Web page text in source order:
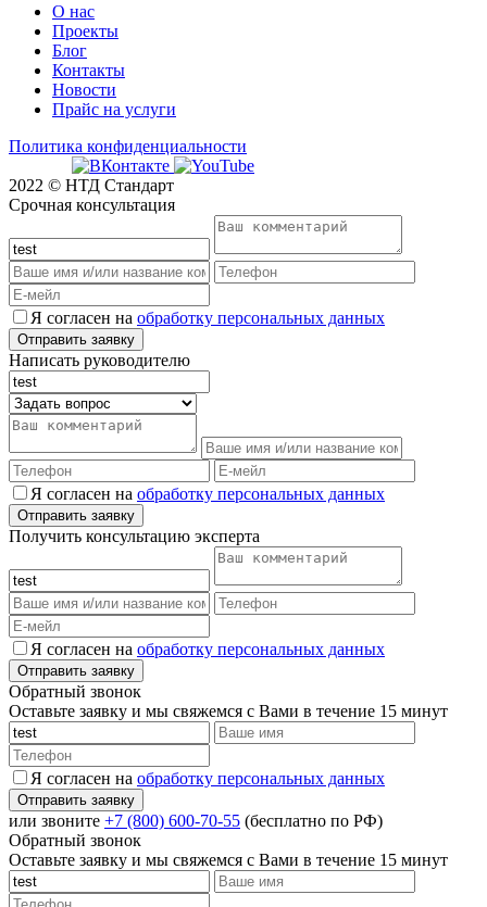
О нас
Проекты
Блог
Контакты
Новости
Прайс на услуги
Политика конфиденциальности
2022 © НТД Стандарт
Срочная консультация
Я согласен на обработку персональных данных
Написать руководителю
Я согласен на обработку персональных данных
Получить консультацию эксперта
Я согласен на обработку персональных данных
Обратный звонок
Оставьте заявку и мы свяжемся с Вами в течение 15 минут
Я согласен на обработку персональных данных
или звоните +7 (800) 600-70-55 (бесплатно по РФ)
Обратный звонок
Оставьте заявку и мы свяжемся с Вами в течение 15 минут